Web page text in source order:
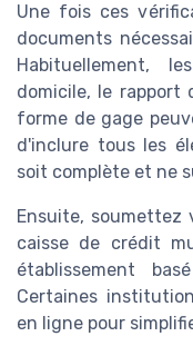
Une fois ces
documents
Habituellement,
domicile, le rapport
forme de gage
d'inclure tous les
soit complète et ne
Ensuite, soumettez
caisse de crédit
établissement
Certaines
en ligne pour